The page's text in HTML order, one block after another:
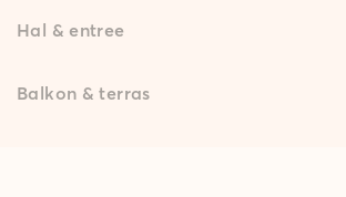
Hal & entree
Balkon & terras